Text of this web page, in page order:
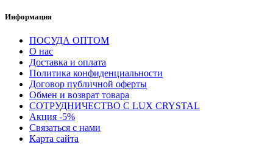
Информация
ПОСУДА ОПТОМ
О нас
Доставка и оплата
Политика конфиденциальности
Договор публичной оферты
Обмен и возврат товара
СОТРУДНИЧЕСТВО С LUX CRYSTAL
Акция -5%
Связаться с нами
Карта сайта